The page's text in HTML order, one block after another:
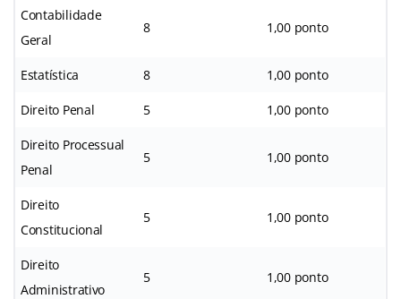
Contabilidade
Geral
8 1,00 ponto
Estatística 8 1,00 ponto
Direito Penal 5 1,00 ponto
Direito Processual
Penal
5 1,00 ponto
Direito
Constitucional
5 1,00 ponto
Direito
Administrativo
5 1,00 ponto